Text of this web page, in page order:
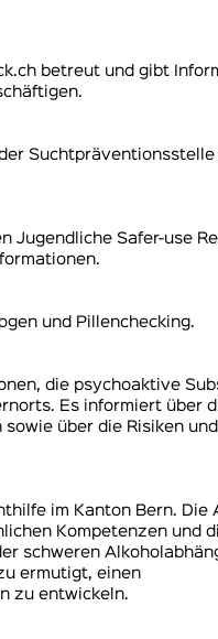
betreut und gibt
Jugendliche Safer-use
und Pillenchecking.
die psychoaktive
Es informiert über
über die Risiken und
im Kanton Bern. Die
Kompetenzen und
schweren
ermutigt, einen
zu entwickeln.